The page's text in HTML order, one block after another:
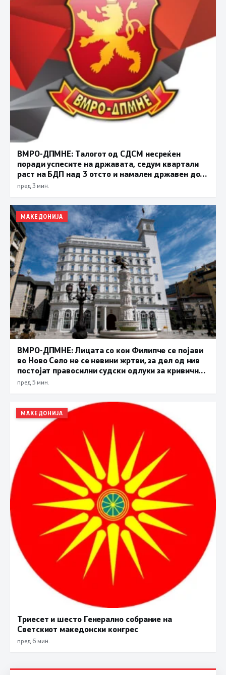
ВМРО-ДПМНЕ: Талогот од СДСМ несреќен
поради успесите на државата, седум квартали
раст на БДП над 3 отсто и намален државен долг
се показатели за економска стабилност
пред 3 мин.
МАКЕДОНИЈА
ВМРО-ДПМНЕ: Лицата со кои Филипче се појави
во Ново Село не се невини жртви, за дел од нив
постојат правосилни судски одлуки за кривични
дела
пред 5 мин.
МАКЕДОНИЈА
Триесет и шесто Генерално собрание на
Светскиот македонски конгрес
пред 6 мин.